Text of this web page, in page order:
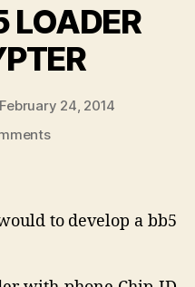
LOADER
February 24, 2014
on
ENCRYPTER
to develop a bb5